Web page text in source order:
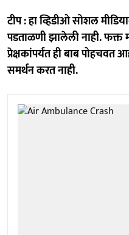
टीप : हा व्हिडीओ सोशल
पडताळणी झालेली नाही. फक्त
प्रेक्षकांपर्यंत ही बाब पोहचवत
समर्थन करत नाही.